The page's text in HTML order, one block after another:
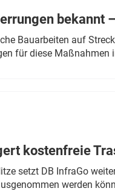
bekannt
Bauarbeiten auf
für diese
kostenfreie
setzt DB InfraGo
werden